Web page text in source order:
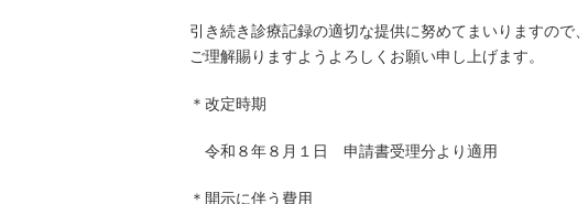
引き続き診療記録の適切な提供に努めてまいりますので
ご理解賜りますようよろしくお願い申し上げます。
＊改定時期
令和８年８月１日 申請書受理分より適用
＊開示に伴う費用